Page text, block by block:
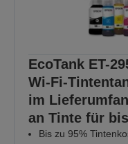
EcoTank ET-
Wi-Fi-
im
an Tinte für
Bis zu 95%